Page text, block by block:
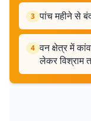
3 पांच महीने से
4 वन क्षेत्र में
लेकर विश्राम